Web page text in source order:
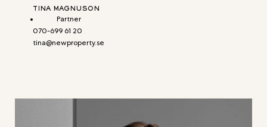
TINA MAGNUSON
Partner
070-699 61 20
tina@newproperty.se